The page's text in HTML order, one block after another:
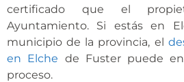
certificado que el
Ayuntamiento. Si estás en
municipio de la provincia, el
en Elche de Fuster puede
proceso.